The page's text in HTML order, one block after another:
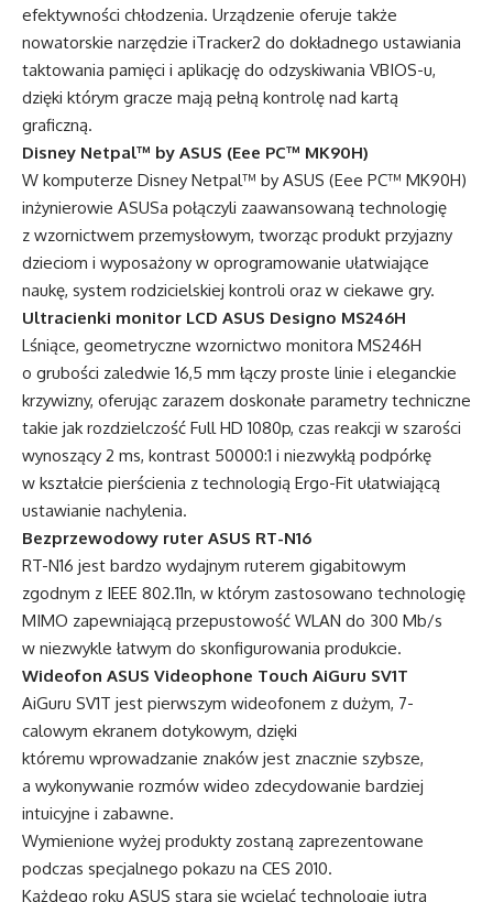
efektywności chłodzenia. Urządzenie oferuje także
nowatorskie narzędzie iTracker2 do dokładnego ustawiania
taktowania pamięci i aplikację do odzyskiwania VBIOS-u,
dzięki którym gracze mają pełną kontrolę nad kartą
graficzną.
Disney Netpal™ by ASUS (Eee PC™ MK90H)
W komputerze Disney Netpal™ by ASUS (Eee PC™ MK90H)
inżynierowie ASUSa połączyli zaawansowaną technologię
z wzornictwem przemysłowym, tworząc produkt przyjazny
dzieciom i wyposażony w oprogramowanie ułatwiające
naukę, system rodzicielskiej kontroli oraz w ciekawe gry.
Ultracienki monitor LCD ASUS Designo MS246H
Lśniące, geometryczne wzornictwo monitora MS246H
o grubości zaledwie 16,5 mm łączy proste linie i eleganckie
krzywizny, oferując zarazem doskonałe parametry techniczne
takie jak rozdzielczość Full HD 1080p, czas reakcji w szarości
wynoszący 2 ms, kontrast 50000:1 i niezwykłą podpórkę
w kształcie pierścienia z technologią Ergo-Fit ułatwiającą
ustawianie nachylenia.
Bezprzewodowy ruter ASUS RT-N16
RT-N16 jest bardzo wydajnym ruterem gigabitowym
zgodnym z IEEE 802.11n, w którym zastosowano technologię
MIMO zapewniającą przepustowość WLAN do 300 Mb/s
w niezwykle łatwym do skonfigurowania produkcie.
Wideofon ASUS Videophone Touch AiGuru SV1T
AiGuru SV1T jest pierwszym wideofonem z dużym, 7-
calowym ekranem dotykowym, dzięki
któremu wprowadzanie znaków jest znacznie szybsze,
a wykonywanie rozmów wideo zdecydowanie bardziej
intuicyjne i zabawne.
Wymienione wyżej produkty zostaną zaprezentowane
podczas specjalnego pokazu na CES 2010.
Każdego roku ASUS stara się wcielać technologie jutra